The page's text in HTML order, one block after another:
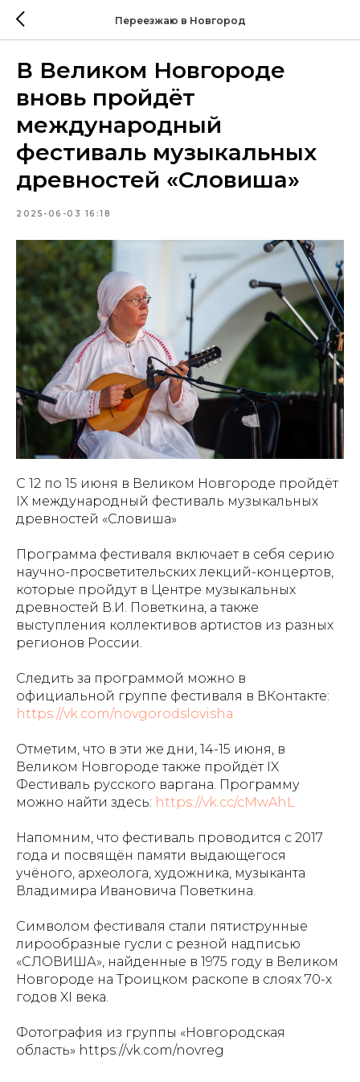
Переезжаю в Новгород
В Великом Новгороде
вновь пройдёт
международный
фестиваль музыкальных
древностей «Словиша»
2025-06-03 16:18
С 12 по 15 июня в Великом Новгороде пройдёт
IX международный фестиваль музыкальных
древностей «Словиша»
Программа фестиваля включает в себя серию
научно-просветительских лекций-концертов,
которые пройдут в Центре музыкальных
древностей В.И. Поветкина, а также
выступления коллективов артистов из разных
регионов России.
Следить за программой можно в
официальной группе фестиваля в ВКонтакте:
https://vk.com/novgorodslovisha
Отметим, что в эти же дни, 14-15 июня, в
Великом Новгороде также пройдёт IX
Фестиваль русского варгана. Программу
можно найти здесь: https://vk.cc/cMwAhL
Напомним, что фестиваль проводится с 2017
года и посвящён памяти выдающегося
учёного, археолога, художника, музыканта
Владимира Ивановича Поветкина.
Символом фестиваля стали пятиструнные
лирообразные гусли с резной надписью
«СЛОВИША», найденные в 1975 году в Великом
Новгороде на Троицком раскопе в слоях 70-х
годов XI века.
Фотография из группы «Новгородская
область» https://vk.com/novreg